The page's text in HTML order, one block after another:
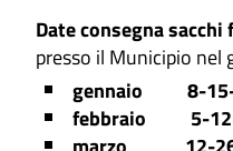
Date consegna
presso il Municipio
gennaio 8-15-
febbraio 5-